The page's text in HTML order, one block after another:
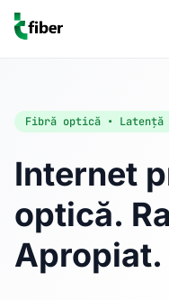
Fibră optică •
Internet
optică.
Apropiat.
Acasă
Internet
Fibră optică până la 1